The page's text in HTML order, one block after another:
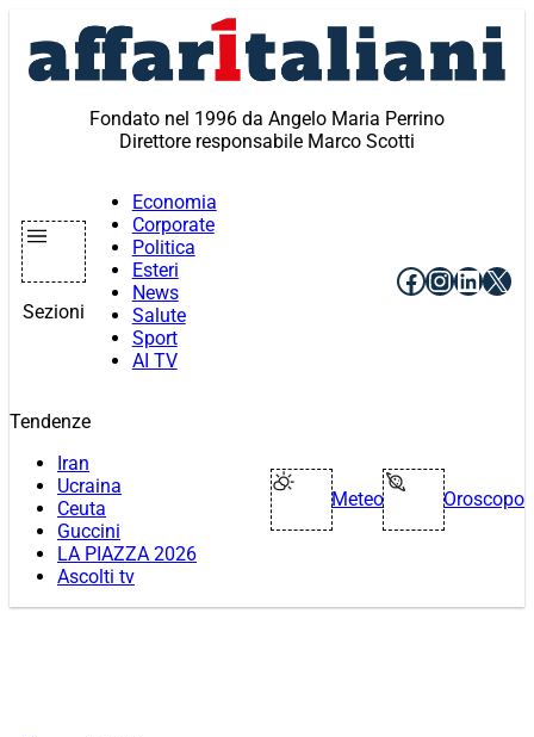
contenuto
Fondato nel 1996 da Angelo Maria Perrino
Direttore responsabile Marco Scotti
Sezioni
Economia
Corporate
Politica
Esteri
News
Salute
Sport
AI TV
Facebook
X
Tendenze
Iran
Ucraina
Ceuta
Guccini
LA PIAZZA 2026
Ascolti tv
Meteo Oroscopo